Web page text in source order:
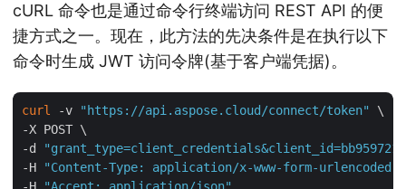
cURL 命令也是通过命令行终端访问 REST API 的便
捷方式之一。现在，此方法的先决条件是在执行以下
命令时生成 JWT 访问令牌(基于客户端凭据)。
curl -v "https://api.aspose.cloud/connect/token"
\
-X POST \
-d
"grant_type=client_credentials&client_id=bb959721-
-H
"Content-Type: application/x-www-form-urlencoded"